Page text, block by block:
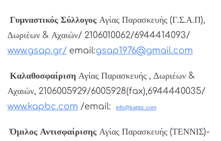
Γυμναστικός Σύλλογος Αγίας Παρασκευής (Γ.Σ.Α.Π),
Δωριέων & Αχαιών/ 2106010062/6944414093/
www.gsap.gr/ email:gsap1976@gmail.com
Καλαθοσφαίριση Αγίας Παρασκευής , Δωριέων &
Αχαιών, 2106005929/6005928(fax),6944440035/
www.kapbc.com /email: info@kapbc.com
Όμιλος Αντισφαίρισης Αγίας Παρασκευής (ΤΕΝΝΙΣ)-